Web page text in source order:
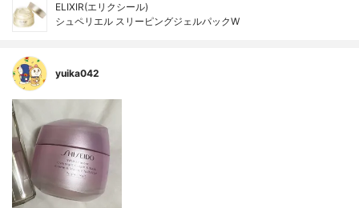
ELIXIR(エリクシール)
シュペリエル スリーピングジェルパックW
yuika042